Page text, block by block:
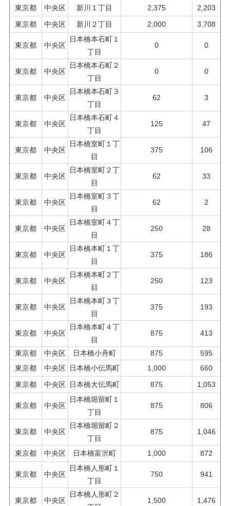
東京都
中央区 新川１丁目 2,375
2,203
東京都
中央区 新川２丁目 2,000 3,708
東京都 中央区
日本橋本石町１
丁目
0 0
東京都 中央区
日本橋本石町２
丁目
0 0
東京都 中央区
日本橋本石町３
丁目
62 3
東京都 中央区
日本橋本石町４
丁目
125 47
東京都 中央区
日本橋室町１丁
目
375 106
東京都 中央区
日本橋室町２丁
目
62 33
東京都 中央区
日本橋室町３丁
目
62 2
東京都 中央区
日本橋室町４丁
目
250 28
東京都 中央区
日本橋本町１丁
目
375 186
東京都 中央区
日本橋本町２丁
目
250 123
東京都 中央区
日本橋本町３丁
目
375 193
東京都 中央区
日本橋本町４丁
目
875 413
東京都 中央区 日本橋小舟町 875
595
東京都
中央区 日本橋小伝馬町 1,000
660
東京都
中央区 日本橋大伝馬町 875 1,053
東京都 中央区
日本橋堀留町１
丁目
875 806
東京都 中央区
日本橋堀留町２
丁目
875 1,046
東京都 中央区 日本橋富沢町 1,000 872
東京都 中央区
日本橋人形町１
丁目
750 941
東京都 中央区
日本橋人形町２
1,500 1,476